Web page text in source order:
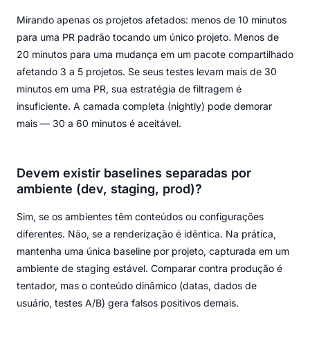
Mirando apenas os projetos afetados: menos de 10 minutos
para uma PR padrão tocando um único projeto. Menos de
20 minutos para uma mudança em um pacote compartilhado
afetando 3 a 5 projetos. Se seus testes levam mais de 30
minutos em uma PR, sua estratégia de filtragem é
insuficiente. A camada completa (nightly) pode demorar
mais — 30 a 60 minutos é aceitável.
Devem existir baselines separadas por
ambiente (dev, staging, prod)?
Sim, se os ambientes têm conteúdos ou configurações
diferentes. Não, se a renderização é idêntica. Na prática,
mantenha uma única baseline por projeto, capturada em um
ambiente de staging estável. Comparar contra produção é
tentador, mas o conteúdo dinâmico (datas, dados de
usuário, testes A/B) gera falsos positivos demais.